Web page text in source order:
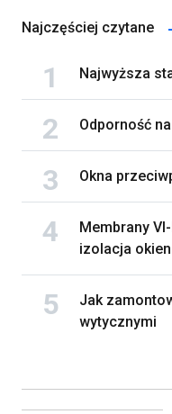
Najczęściej czytane
Najwyższa
Odporność
Okna
Membrany
izolacja
Jak
wytycznymi